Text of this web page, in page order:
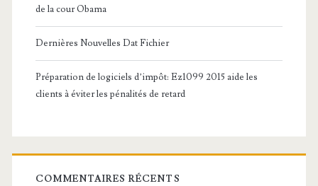
de la cour Obama
Dernières Nouvelles Dat Fichier
Préparation de logiciels d’impôt: Ez1099 2015 aide les
clients à éviter les pénalités de retard
COMMENTAIRES RÉCENTS